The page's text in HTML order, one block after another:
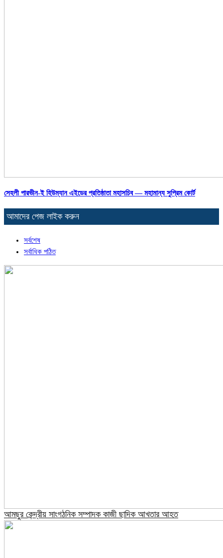
সেহলী পারভীন-ই হিউম্যান এইডের প্রতিষ্ঠাতা মহাসচিব — মহামান্য সুপ্রিম কোর্ট
আমাদের পেজ লাইক করুন
সর্বশেষ
সর্বাধিক পঠিত
আমছুর কেন্দ্রীয় সাংগঠনিক সম্পাদক কাজী ছাদিক আখতার আহত